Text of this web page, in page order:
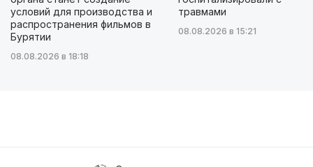
условий для производства и
распространения фильмов в
Бурятии
08.08.2026 в 18:18
травмами
08.08.2026 в 15:21